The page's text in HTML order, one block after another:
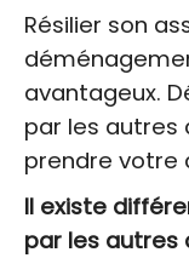
Résilier son
avantageux.
par les autres
prendre votre
Il existe
par les autres